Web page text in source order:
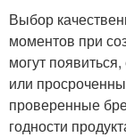
Выбор
моментов при
могут
или
проверенные
годности